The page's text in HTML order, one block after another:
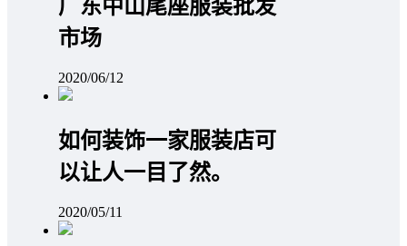
广东中山尾座服装批发
市场
2020/06/12
如何装饰一家服装店可
以让人一目了然。
2020/05/11